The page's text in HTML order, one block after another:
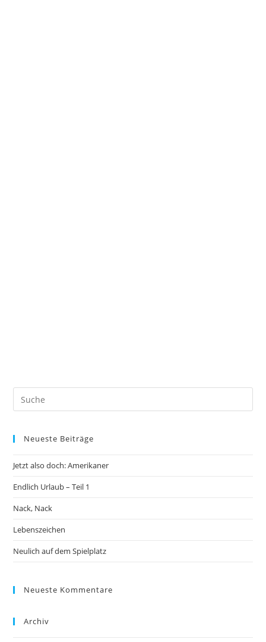
Neueste Beiträge
Jetzt also doch: Amerikaner
Endlich Urlaub – Teil 1
Nack, Nack
Lebenszeichen
Neulich auf dem Spielplatz
Neueste Kommentare
Archiv